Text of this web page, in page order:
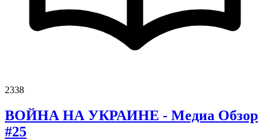
2338
ВОЙНА НА УКРАИНЕ - Медиа Обзор
#25